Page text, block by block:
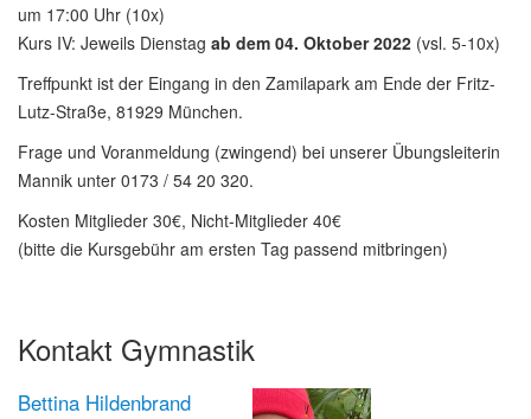
um 17:00 Uhr (10x)
Kurs IV: Jeweils Dienstag ab dem 04. Oktober 2022 (vsl. 5-10x)
Treffpunkt ist der Eingang in den Zamilapark am Ende der Fritz-
Lutz-Straße, 81929 München.
Frage und Voranmeldung (zwingend) bei unserer Übungsleiterin
Mannik unter 0173 / 54 20 320.
Kosten Mitglieder 30€, Nicht-Mitglieder 40€
(bitte die Kursgebühr am ersten Tag passend mitbringen)
Kontakt Gymnastik
Bettina Hildenbrand